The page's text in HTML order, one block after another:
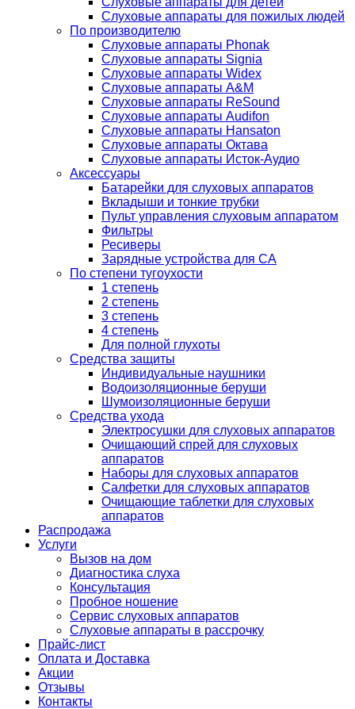
Слуховые аппараты для пожилых людей
По производителю
Слуховые аппараты Phonak
Слуховые аппараты Signia
Слуховые аппараты Widex
Слуховые аппараты A&M
Слуховые аппараты ReSound
Слуховые аппараты Audifon
Слуховые аппараты Hansaton
Слуховые аппараты Октава
Слуховые аппараты Исток-Аудио
Аксессуары
Батарейки для слуховых аппаратов
Вкладыши и тонкие трубки
Пульт управления слуховым аппаратом
Фильтры
Ресиверы
Зарядные устройства для СА
По степени тугоухости
1 степень
2 степень
3 степень
4 степень
Для полной глухоты
Средства защиты
Индивидуальные наушники
Водоизоляционные беруши
Шумоизоляционные беруши
Средства ухода
Электросушки для слуховых аппаратов
Очищающий спрей для слуховых
аппаратов
Наборы для слуховых аппаратов
Салфетки для слуховых аппаратов
Очищающие таблетки для слуховых
аппаратов
Распродажа
Услуги
Вызов на дом
Диагностика слуха
Консультация
Пробное ношение
Сервис слуховых аппаратов
Слуховые аппараты в рассрочку
Прайс-лист
Оплата и Доставка
Акции
Отзывы
Контакты